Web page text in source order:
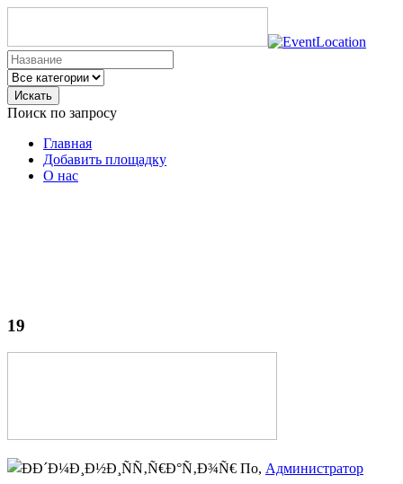
Искать
Поиск по запросу
Главная
Добавить площадку
О нас
19
По, Администратор